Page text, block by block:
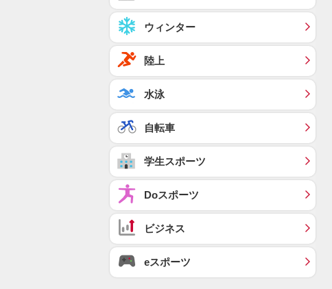
ウィンター
陸上
水泳
自転車
学生スポーツ
Doスポーツ
ビジネス
eスポーツ